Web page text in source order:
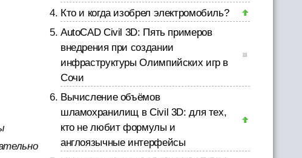
Кто и когда изобрел электромобиль?
AutoCAD Civil 3D: Пять примеров
внедрения при создании
инфраструктуры Олимпийских игр в
Сочи
Вычисление объёмов
шламохранилищ в Civil 3D: для тех,
кто не любит формулы и
англоязычные интерфейсы